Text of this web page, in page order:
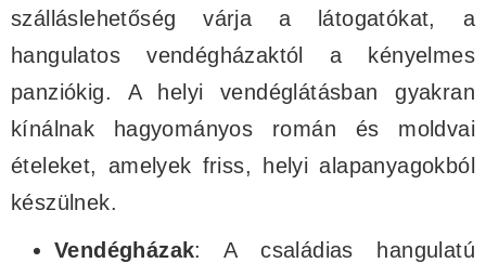
szálláslehetőség várja a látogatókat, a
hangulatos vendégházaktól a kényelmes
panziókig. A helyi vendéglátásban gyakran
kínálnak hagyományos román és moldvai
ételeket, amelyek friss, helyi alapanyagokból
készülnek.
Vendégházak: A családias hangulatú